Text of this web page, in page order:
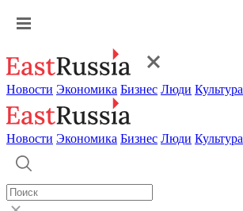
Новости Экономика Бизнес Люди Культура
Новости Экономика Бизнес Люди Культура